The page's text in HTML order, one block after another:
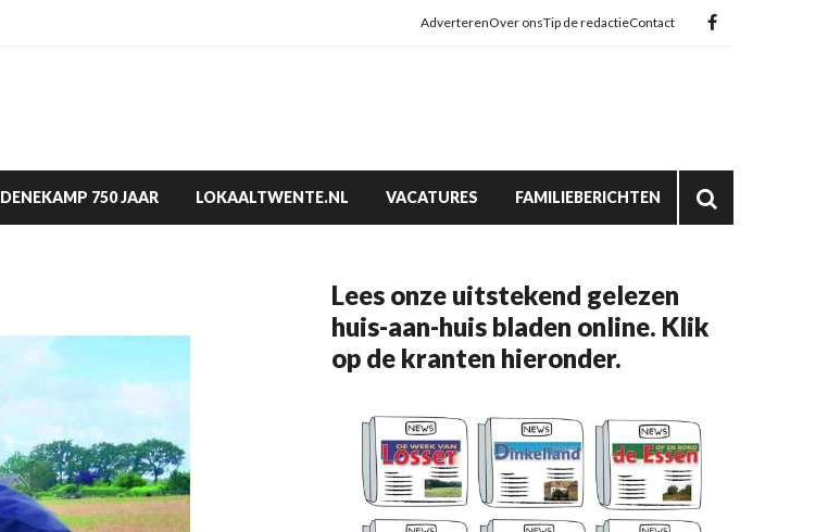
AdverterenOver onsTip de redactieContact
DENEKAMP 750 JAAR LOKAALTWENTE.NL VACATURES FAMILIEBERICHTEN
Lees onze uitstekend gelezen
huis-aan-huis bladen online. Klik
op de kranten hieronder.